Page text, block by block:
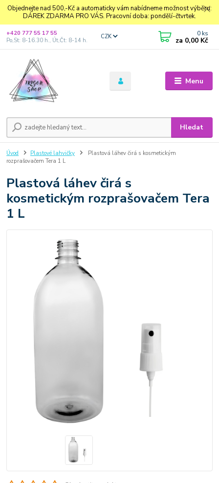
Objednejte nad 500,-Kč a automaticky vám nabídneme možnost výběru:
DÁREK ZDARMA PRO VÁS. Pracovní doba: pondělí-čtvrtek.
Menu
CZK
Hledat
+420 777 55 17 55
Po,St: 8-16.30 h., Út,Čt: 8-14 h.
0 ks
za 0,00 Kč
Úvod Plastové lahvičky
Plastová láhev čirá s kosmetickým
rozprašovačem Tera 1 L
Plastová láhev čirá s
kosmetickým rozprašovačem Tera
1 L